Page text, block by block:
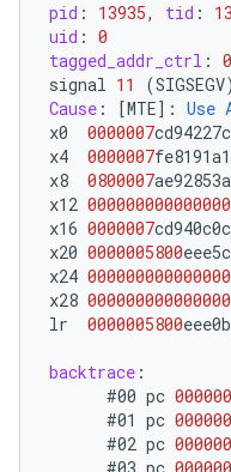
pid : 13935, tid :
uid : 0
tagged_addr_ctrl :
signal 11 (SIGSEGV
Cause : [MTE] : Use
x0
0000007
x4
0000007
x8
0800007
x12 000000000000000
x16 0000007
x20 0000005800
x24
x28
lr
0000005800
backtrace :
#00 pc
#01 pc
#02 pc